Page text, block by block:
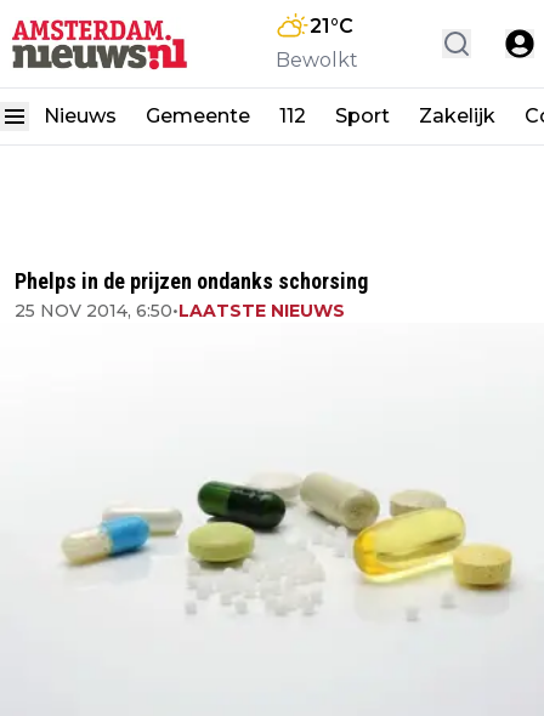
21°C
Bewolkt
Nieuws Gemeente 112 Sport Zakelijk
Phelps in de prijzen ondanks schorsing
25 NOV 2014, 6:50•LAATSTE NIEUWS